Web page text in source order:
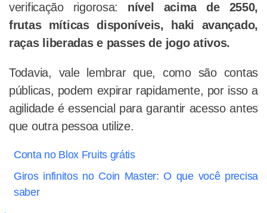
verificação rigorosa: nível acima de 2550,
frutas míticas disponíveis, haki avançado,
raças liberadas e passes de jogo ativos.
Todavia, vale lembrar que, como são contas
públicas, podem expirar rapidamente, por isso a
agilidade é essencial para garantir acesso antes
que outra pessoa utilize.
Conta no Blox Fruits grátis
Giros infinitos no Coin Master: O que você precisa
saber